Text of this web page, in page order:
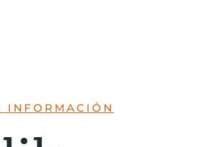
INFORMACIÓN